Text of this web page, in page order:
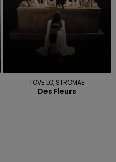
TOVE LO, STROMAE
Des Fleurs